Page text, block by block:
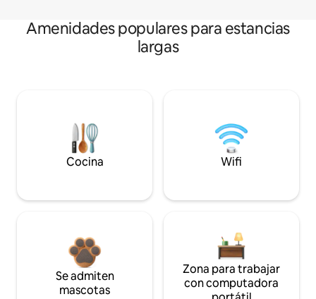
Amenidades populares para estancias
largas
Cocina Wifi
Se admiten
mascotas
Zona para trabajar
con computadora